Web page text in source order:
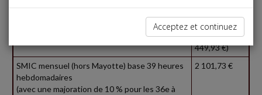
Minimum garanti : 4,35 €
SMIC mensuel base 35 heures hebdomadaires
1 867,02 €
(Mayotte : 1
449,93 €)
SMIC mensuel (hors Mayotte) base 39 heures
hebdomadaires
(avec une majoration de 10 % pour les 36e à
2 101,73 €
Acceptez et continuez